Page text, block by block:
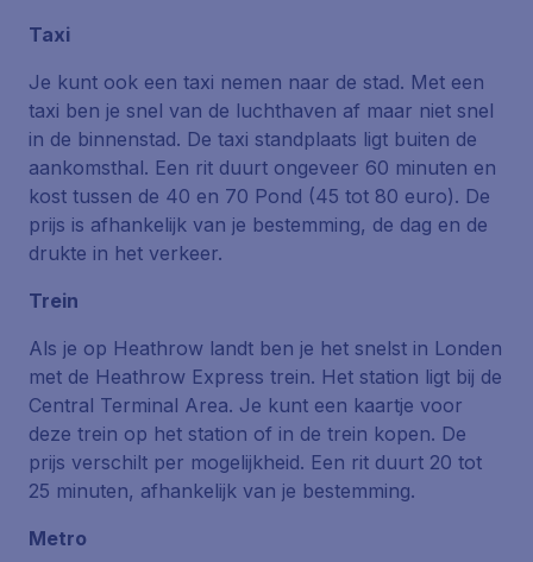
Taxi
Je kunt ook een taxi nemen naar de stad. Met een
taxi ben je snel van de luchthaven af maar niet snel
in de binnenstad. De taxi standplaats ligt buiten de
aankomsthal. Een rit duurt ongeveer 60 minuten en
kost tussen de 40 en 70 Pond (45 tot 80 euro). De
prijs is afhankelijk van je bestemming, de dag en de
drukte in het verkeer.
Trein
Als je op Heathrow landt ben je het snelst in Londen
met de Heathrow Express trein. Het station ligt bij de
Central Terminal Area. Je kunt een kaartje voor
deze trein op het station of in de trein kopen. De
prijs verschilt per mogelijkheid. Een rit duurt 20 tot
25 minuten, afhankelijk van je bestemming.
Metro